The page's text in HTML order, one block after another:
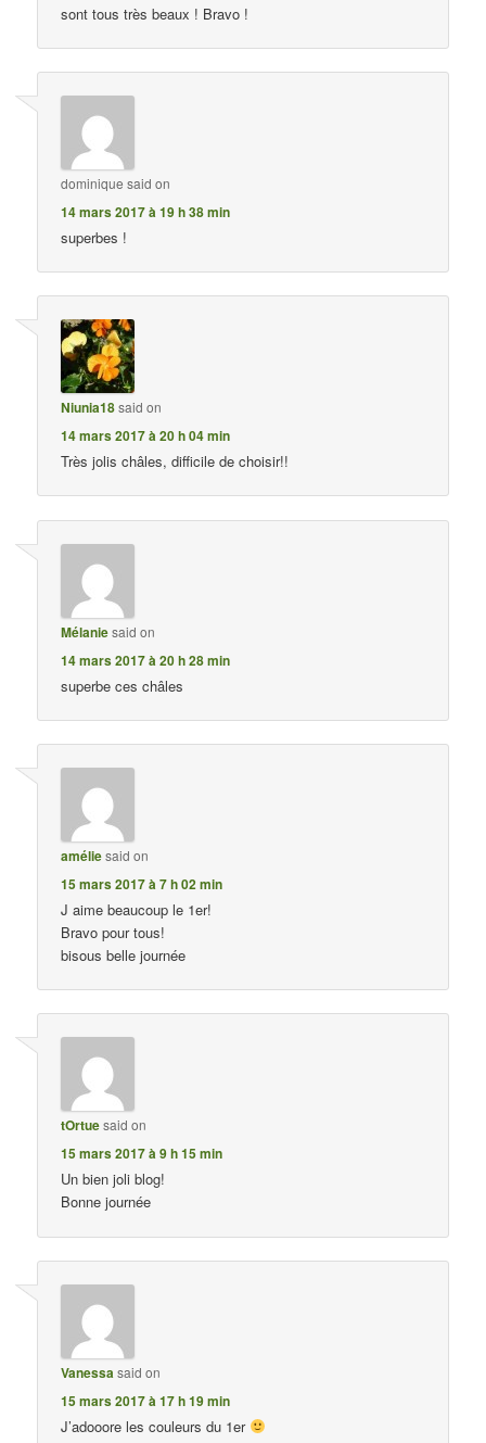
sont tous très beaux ! Bravo !
dominique said on
14 mars 2017 à 19 h 38 min
superbes !
Niunia18said on
14 mars 2017 à 20 h 04 min
Très jolis châles, difficile de choisir!!
Mélaniesaid on
14 mars 2017 à 20 h 28 min
superbe ces châles
améliesaid on
15 mars 2017 à 7 h 02 min
J aime beaucoup le 1er!
Bravo pour tous!
bisous belle journée
tOrtuesaid on
15 mars 2017 à 9 h 15 min
Un bien joli blog!
Bonne journée
Vanessasaid on
15 mars 2017 à 17 h 19 min
J’adooore les couleurs du 1er